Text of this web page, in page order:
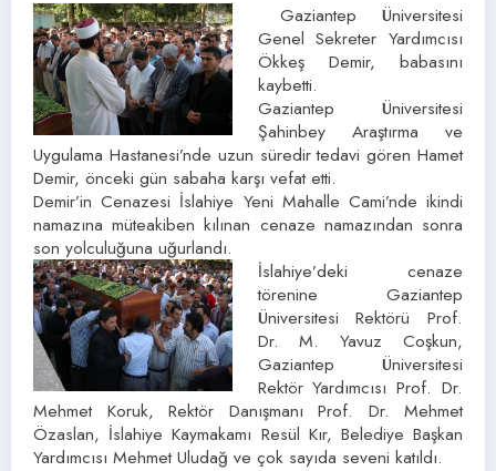
Gaziantep Üniversitesi
Genel Sekreter Yardımcısı
Ökkeş Demir, babasını
kaybetti.
Gaziantep Üniversitesi
Şahinbey Araştırma ve
Uygulama Hastanesi’nde uzun süredir tedavi gören Hamet
Demir, önceki gün sabaha karşı vefat etti.
Demir’in Cenazesi İslahiye Yeni Mahalle Cami’nde ikindi
namazına müteakiben kılınan cenaze namazından sonra
son yolculuğuna uğurlandı.
İslahiye’deki cenaze
törenine Gaziantep
Üniversitesi Rektörü Prof.
Dr. M. Yavuz Coşkun,
Gaziantep Üniversitesi
Rektör Yardımcısı Prof. Dr.
Mehmet Koruk, Rektör Danışmanı Prof. Dr. Mehmet
Özaslan, İslahiye Kaymakamı Resül Kır, Belediye Başkan
Yardımcısı Mehmet Uludağ ve çok sayıda seveni katıldı.